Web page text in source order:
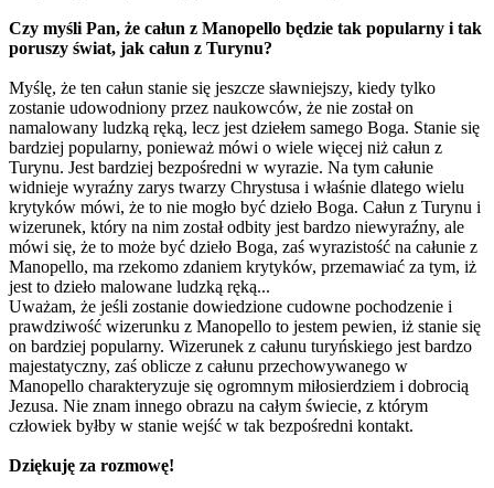
Czy myśli Pan, że całun z Manopello będzie tak popularny i tak
poruszy świat, jak całun z Turynu?
Myślę, że ten całun stanie się jeszcze sławniejszy, kiedy tylko
zostanie udowodniony przez naukowców, że nie został on
namalowany ludzką ręką, lecz jest dziełem samego Boga. Stanie się
bardziej popularny, ponieważ mówi o wiele więcej niż całun z
Turynu. Jest bardziej bezpośredni w wyrazie. Na tym całunie
widnieje wyraźny zarys twarzy Chrystusa i właśnie dlatego wielu
krytyków mówi, że to nie mogło być dzieło Boga. Całun z Turynu i
wizerunek, który na nim został odbity jest bardzo niewyraźny, ale
mówi się, że to może być dzieło Boga, zaś wyrazistość na całunie z
Manopello, ma rzekomo zdaniem krytyków, przemawiać za tym, iż
jest to dzieło malowane ludzką ręką...
Uważam, że jeśli zostanie dowiedzione cudowne pochodzenie i
prawdziwość wizerunku z Manopello to jestem pewien, iż stanie się
on bardziej popularny. Wizerunek z całunu turyńskiego jest bardzo
majestatyczny, zaś oblicze z całunu przechowywanego w
Manopello charakteryzuje się ogromnym miłosierdziem i dobrocią
Jezusa. Nie znam innego obrazu na całym świecie, z którym
człowiek byłby w stanie wejść w tak bezpośredni kontakt.
Dziękuję za rozmowę!